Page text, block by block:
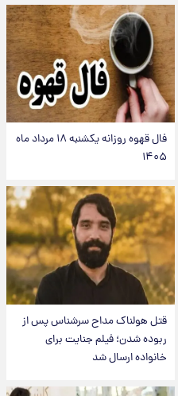
فال قهوه روزانه یکشنبه ۱۸ مرداد ماه
۱۴۰۵
قتل هولناک مداح سرشناس پس از
ربوده شدن؛ فیلم جنایت برای
خانواده ارسال شد